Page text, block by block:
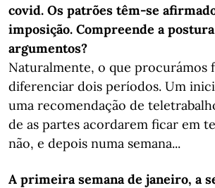
covid. Os patrões têm-se
imposição. Compreende a
argumentos?
Naturalmente, o que procurámos
diferenciar dois períodos. Um
uma recomendação de
de as partes acordarem ficar em
não, e depois numa semana...
A primeira semana de janeiro, a